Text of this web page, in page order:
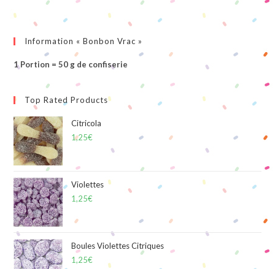
Information « Bonbon Vrac »
1 Portion = 50 g de confiserie
Top Rated Products
Citricola
1,25€
Violettes
1,25€
Boules Violettes Citriques
1,25€